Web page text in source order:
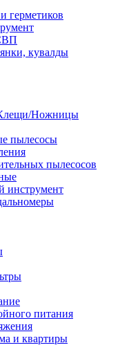
герметиков
кувалды
Ножницы
пылесосы
пылесосов
инструмент
питания
и квартиры